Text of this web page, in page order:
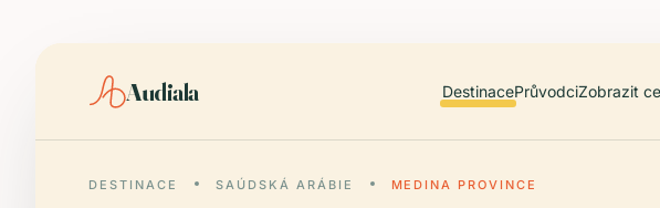
Audiala DestinacePrůvodciZobrazit
DESTINACE SAÚDSKÁ ARÁBIE MEDINA PROVINCE